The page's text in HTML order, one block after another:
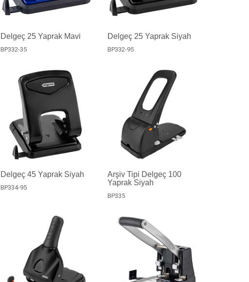
Delgeç 25 Yaprak Mavi
BP332-35
Delgeç 25 Yaprak Siyah
BP332-95
Delgeç 45 Yaprak Siyah
BP334-95
Arşiv Tipi Delgeç 100
Yaprak Siyah
BP335